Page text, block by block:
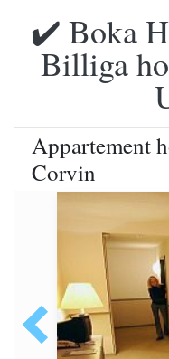
✔️ Boka
Billiga
Appartement
Corvin